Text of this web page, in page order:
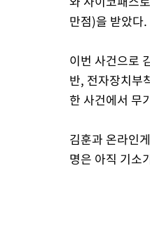
만점)을 받았다.
이번 사건으로
반, 전자장치부
한 사건에서 무
김훈과 온라인
명은 아직 기소